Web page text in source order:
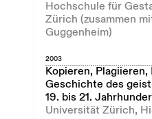
Hochschule für
Zürich (zusammen
Guggenheim)
2003
Kopieren,
Geschichte des
19. bis 21.
Universität Zürich,